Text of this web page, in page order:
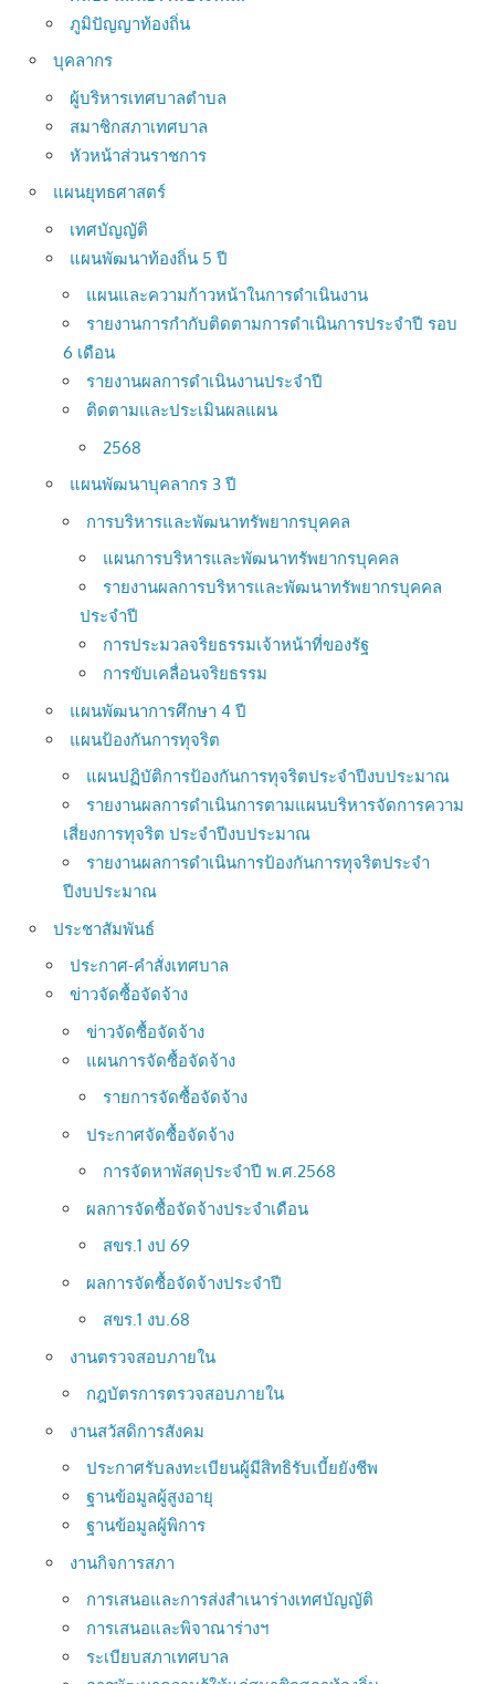
ภูมิปัญญาท้องถิ่น
บุคลากร
ผู้บริหารเทศบาลตำบล
สมาชิกสภาเทศบาล
หัวหน้าส่วนราชการ
แผนยุทธศาสตร์
เทศบัญญัติ
แผนพัฒนาท้องถิ่น 5 ปี
แผนและความก้าวหน้าในการดำเนินงาน
รายงานการกำกับติดตามการดำเนินการประจำปี รอบ
6 เดือน
รายงานผลการดำเนินงานประจำปี
ติดตามและประเมินผลแผน
2568
แผนพัฒนาบุคลากร 3 ปี
การบริหารและพัฒนาทรัพยากรบุคคล
แผนการบริหารและพัฒนาทรัพยากรบุคคล
รายงานผลการบริหารและพัฒนาทรัพยากรบุคคล
ประจำปี
การประมวลจริยธรรมเจ้าหน้าที่ของรัฐ
การขับเคลื่อนจริยธรรม
แผนพัฒนาการศึกษา 4 ปี
แผนป้องกันการทุจริต
แผนปฏิบัติการป้องกันการทุจริตประจำปีงบประมาณ
รายงานผลการดำเนินการตามแผนบริหารจัดการความ
เสี่ยงการทุจริต ประจำปีงบประมาณ
รายงานผลการดำเนินการป้องกันการทุจริตประจำ
ปีงบประมาณ
ประชาสัมพันธ์
ประกาศ-คำสั่งเทศบาล
ข่าวจัดซื้อจัดจ้าง
ข่าวจัดซื้อจัดจ้าง
แผนการจัดซื้อจัดจ้าง
รายการจัดซื้อจัดจ้าง
ประกาศจัดซื้อจัดจ้าง
การจัดหาพัสดุประจำปี พ.ศ.2568
ผลการจัดซื้อจัดจ้างประจำเดือน
สขร.1 งป 69
ผลการจัดซื้อจัดจ้างประจำปี
สขร.1 งบ.68
งานตรวจสอบภายใน
กฎบัตรการตรวจสอบภายใน
งานสวัสดิการสังคม
ประกาศรับลงทะเบียนผู้มีสิทธิรับเบี้ยยังชีพ
ฐานข้อมูลผู้สูงอายุ
ฐานข้อมูลผู้พิการ
งานกิจการสภา
การเสนอและการส่งสำเนาร่างเทศบัญญัติ
การเสนอและพิจาณาร่างฯ
ระเบียบสภาเทศบาล